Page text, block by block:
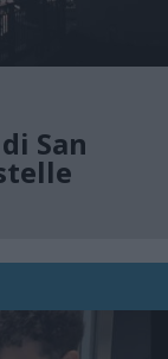
San